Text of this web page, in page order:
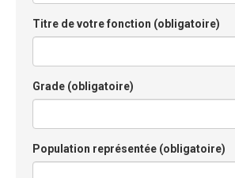
Titre de votre fonction (obligatoire)
Grade (obligatoire)
Population représentée (obligatoire)